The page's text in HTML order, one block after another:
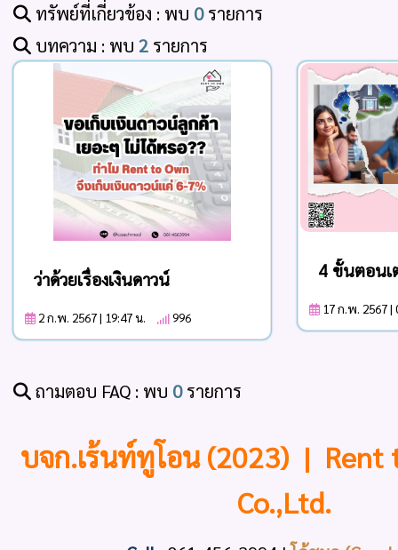
ทรัพย์ที่เกี่ยวข้อง : พบ 0รายการ
บทความ : พบ 2 รายการ
ว่าด้วยเรื่องเงินดาวน์
2 ก.พ. 2567 | 19:47 น. 996
4 ขั้นตอน
17 ก.พ. 2567
ถามตอบ FAQ : พบ 0รายการ
บจก.เร้นท์ทูโอน (2023) | Rent
Co.,Ltd.